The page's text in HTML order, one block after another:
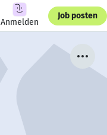
Anmelden
Job posten